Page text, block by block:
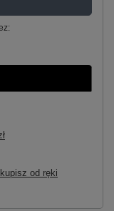
od ręki